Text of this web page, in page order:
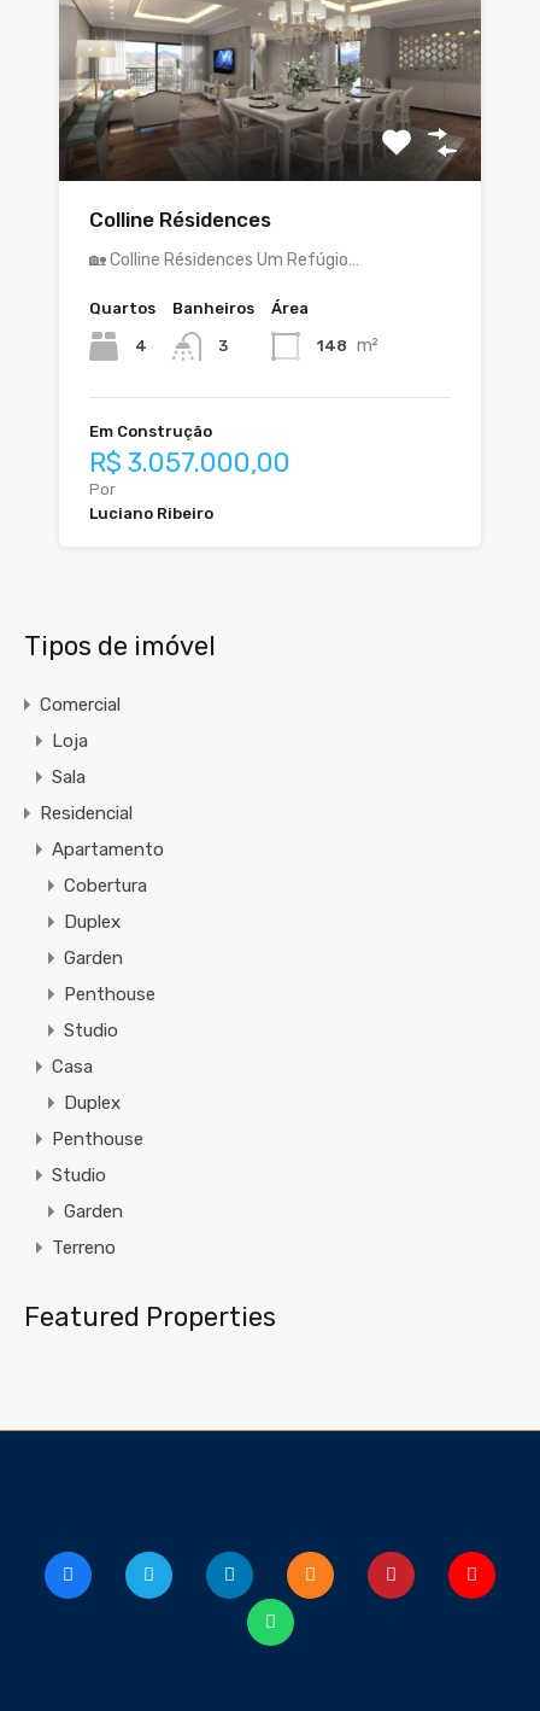
Colline Résidences
🏡 Colline Résidences Um Refúgio…
Quartos
4
Banheiros
3
Área
148 m²
Em Construção
R$ 3.057.000,00
Por
Luciano Ribeiro
Tipos de imóvel
Comercial
Loja
Sala
Residencial
Apartamento
Cobertura
Duplex
Garden
Penthouse
Studio
Casa
Duplex
Penthouse
Studio
Garden
Terreno
Featured Properties